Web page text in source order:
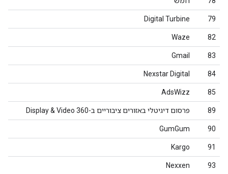
79
Digital Turbine
82
Waze
83
Gmail
84
Nexstar Digital
85
AdsWizz
89 פרסום דיגיטלי באזורים ציבוריים ב-Display & Video 360
90
GumGum
91
Kargo
93
Nexxen